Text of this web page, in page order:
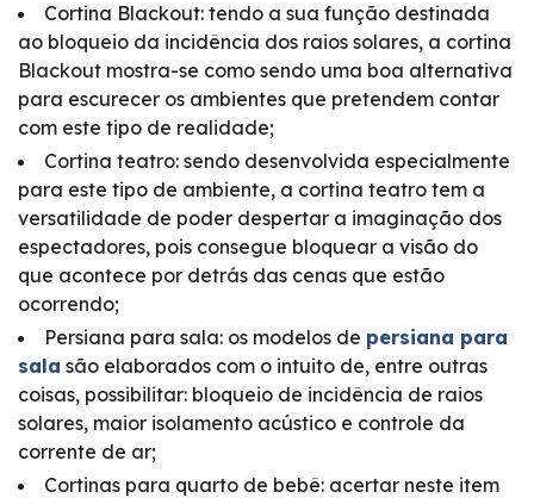
Cortina Blackout: tendo a sua função destinada
ao bloqueio da incidência dos raios solares, a cortina
Blackout mostra-se como sendo uma boa alternativa
para escurecer os ambientes que pretendem contar
com este tipo de realidade;
Cortina teatro: sendo desenvolvida especialmente
para este tipo de ambiente, a cortina teatro tem a
versatilidade de poder despertar a imaginação dos
espectadores, pois consegue bloquear a visão do
que acontece por detrás das cenas que estão
ocorrendo;
Persiana para sala: os modelos de persiana para
sala são elaborados com o intuito de, entre outras
coisas, possibilitar: bloqueio de incidência de raios
solares, maior isolamento acústico e controle da
corrente de ar;
Cortinas para quarto de bebê: acertar neste item